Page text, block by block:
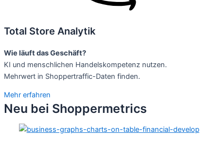
Total Store Analytik
Wie läuft das Geschäft?
KI und menschlichen Handelskompetenz nutzen.
Mehrwert in Shoppertraffic-Daten finden.
Mehr erfahren
Neu bei Shoppermetrics​